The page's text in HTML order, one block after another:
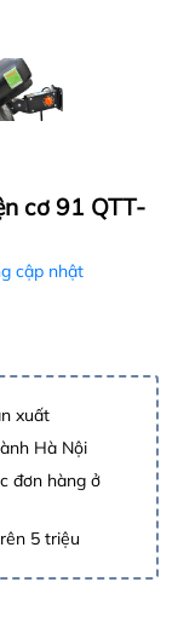
cơ 91 QTT-
cập nhật
xuất
Hà Nội
đơn hàng ở
5 triệu